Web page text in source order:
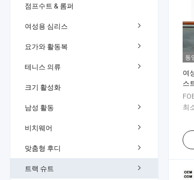
점프수트 & 롬퍼
여성용 심리스
요가와 활동복
테니스 의류
크기 활성화
남성 활동
비치웨어
맞춤형 후디
트랙 슈트
동
여
스
수
틱
최